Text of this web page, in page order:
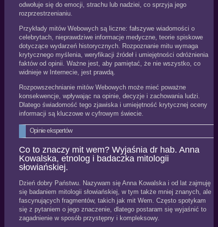
odwołuje się do emocji, strachu lub nadziei, co sprzyja jego
rozprzestrzenianiu.
Przykłady mitów Webowych są liczne: fałszywe wiadomości o
celebrytach, nieprawdziwe informacje medyczne, teorie spiskowe
dotyczące wydarzeń historycznych. Rozpoznanie mitu wymaga
krytycznego myślenia, weryfikacji źródeł i umiejętności odróżnienia
faktów od opinii. Ważne jest, aby pamiętać, że nie wszystko, co
widnieje w Internecie, jest prawdą.
Rozpowszechnianie mitów Webowych może mieć poważne
konsekwencje, wpływając na opinie, decyzje i zachowania ludzi.
Dlatego świadomość tego zjawiska i umiejętność krytycznej oceny
informacji są kluczowe w cyfrowym świecie.
Opinie ekspertów
Co to znaczy mit wem? Wyjaśnia dr hab. Anna
Kowalska, etnolog i badaczka mitologii
słowiańskiej.
Dzień dobry Państwu. Nazywam się Anna Kowalska i od lat zajmuję
się badaniem mitologii słowiańskiej, w tym także mniej znanych, ale
fascynujących fragmentów, takich jak mit Wem. Często spotykam
się z pytaniem o jego znaczenie, dlatego postaram się wyjaśnić to
zagadnienie w sposób przystępny i kompleksowy.